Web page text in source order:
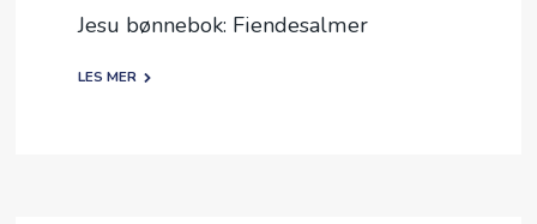
Jesu bønnebok: Fiendesalmer
LES MER